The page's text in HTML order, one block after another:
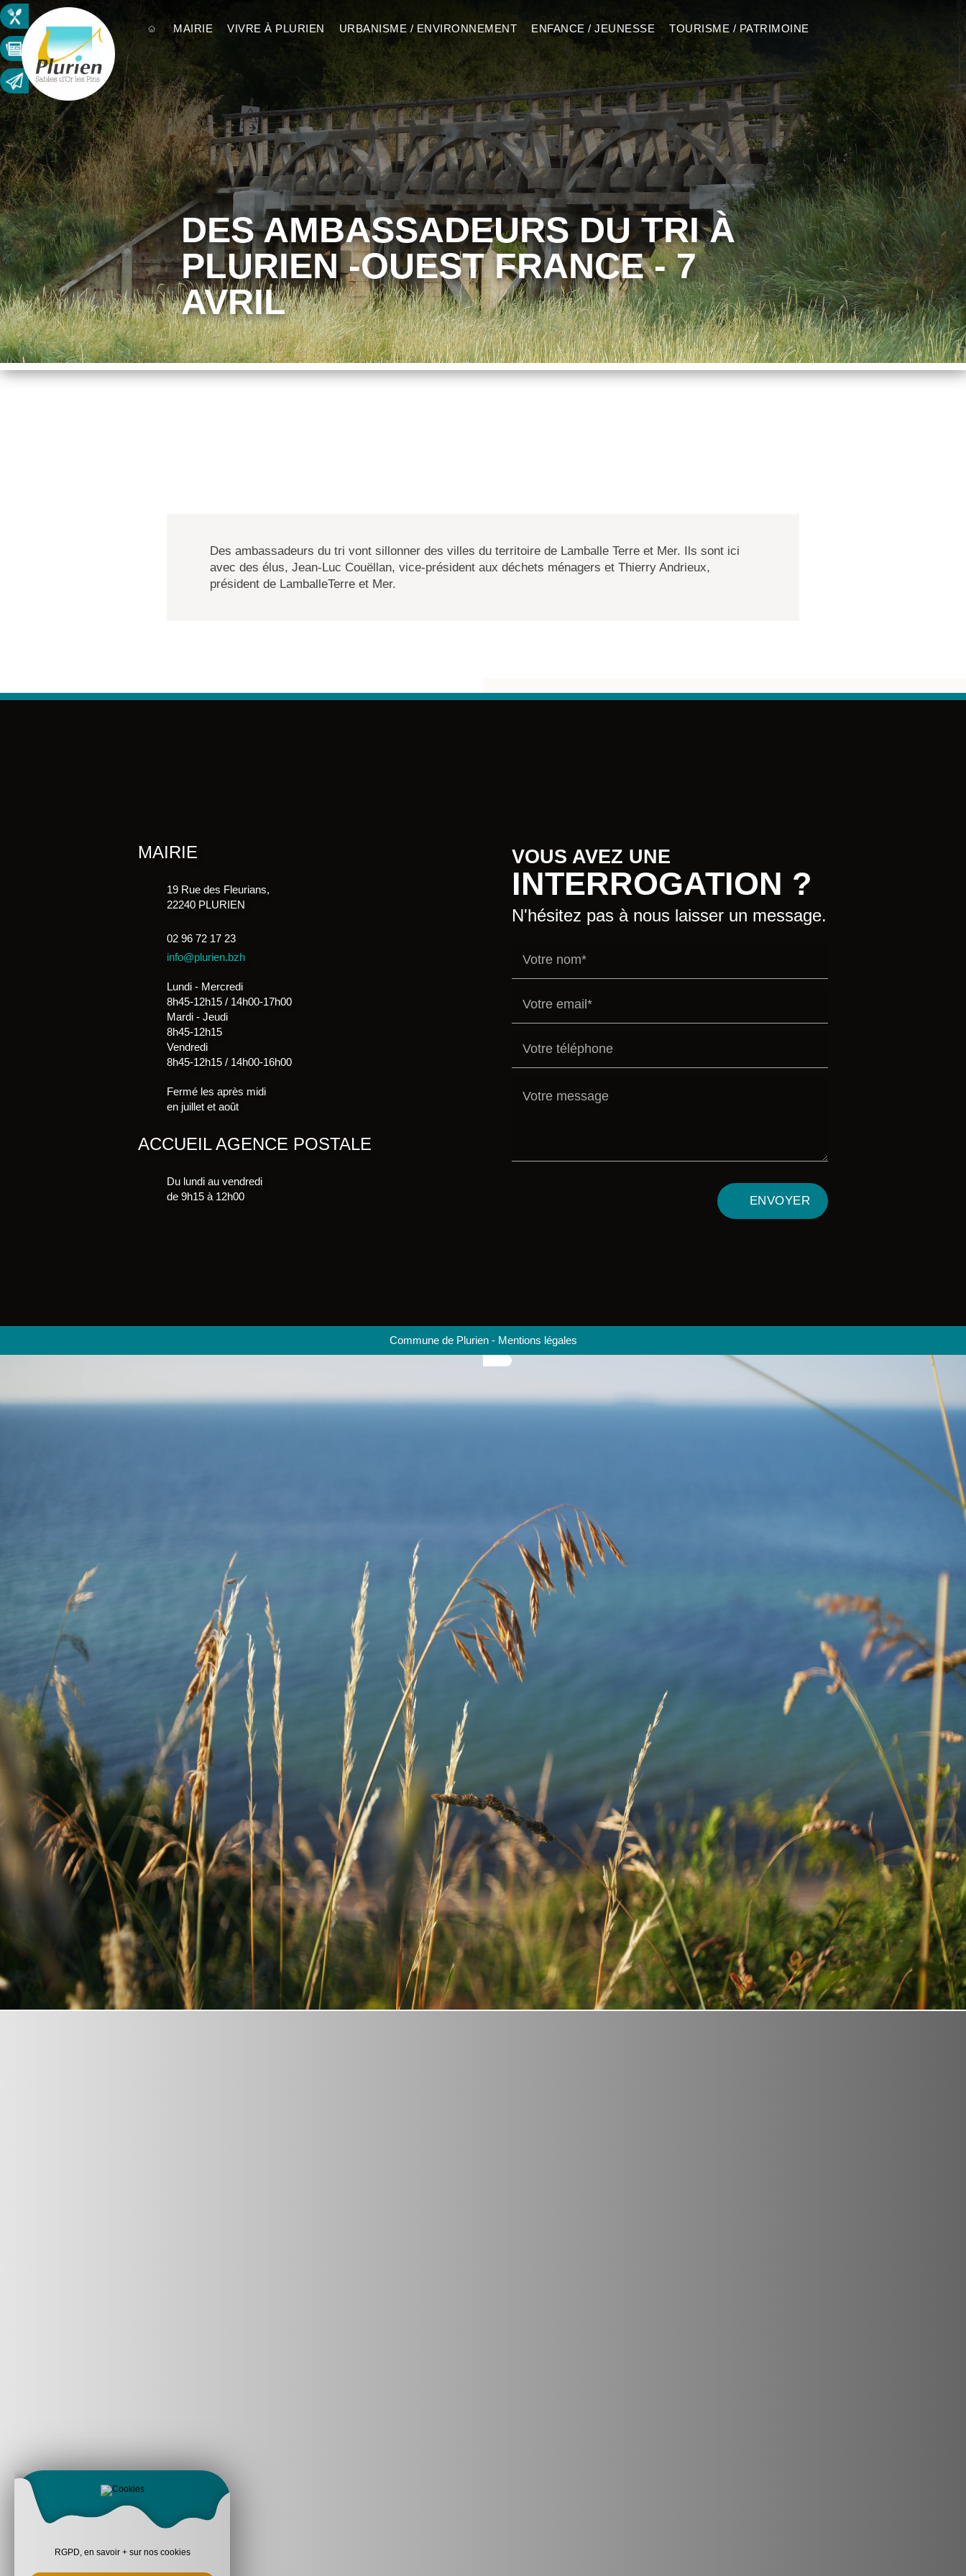
MAIRIE VIVRE À PLURIEN URBANISME / ENVIRONNEMENT ENFANCE / JEUNESSE TOURISME / PATRIMOINE
DES AMBASSADEURS DU TRI À
PLURIEN -OUEST FRANCE - 7
AVRIL
Des ambassadeurs du tri vont sillonner des villes du territoire de Lamballe Terre et Mer. Ils sont ici
avec des élus, Jean-Luc Couëllan, vice-président aux déchets ménagers et Thierry Andrieux,
président de LamballeTerre et Mer.
MAIRIE
19 Rue des Fleurians,
22240 PLURIEN
02 96 72 17 23
info@plurien.bzh
Lundi - Mercredi
8h45-12h15 / 14h00-17h00
Mardi - Jeudi
8h45-12h15
Vendredi
8h45-12h15 / 14h00-16h00
Fermé les après midi
en juillet et août
ACCUEIL AGENCE POSTALE
Du lundi au vendredi
de 9h15 à 12h00
VOUS AVEZ UNE
INTERROGATION ?
N'hésitez pas à nous laisser un message.
ENVOYER
Commune de Plurien - Mentions légales
RGPD, en savoir + sur nos cookies